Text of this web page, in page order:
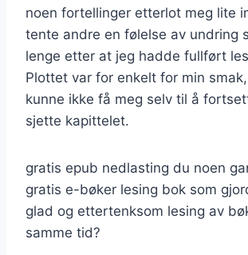
noen fortellinger etterlot meg lite
tente andre en følelse av undring
lenge etter at jeg hadde fullført
Plottet var for enkelt for min
kunne ikke få meg selv til å
sjette kapittelet.
gratis epub nedlasting du noen
gratis e-bøker lesing bok som
glad og ettertenksom lesing av
samme tid?